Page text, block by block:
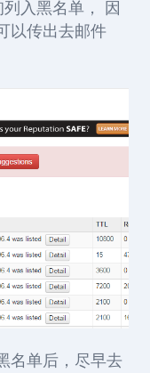
入黑名单， 因
以传出去邮件
名单后，尽早去